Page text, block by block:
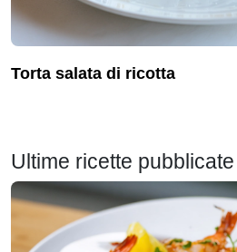
torta salata di ricotta
Ultime ricette pubblicate